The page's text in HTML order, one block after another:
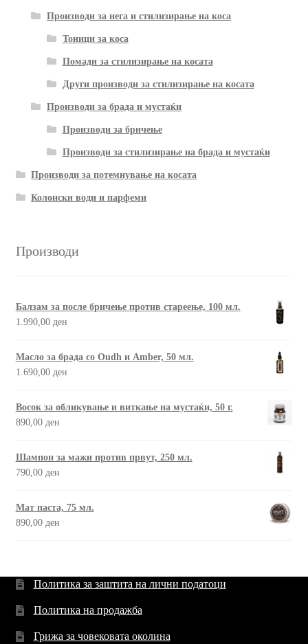
Производи за нега и стилизирање на коса
Тоници за коса
Помади за стилизирање на косата
Други производи за стилизирање на косата
Производи за брада и мустаќи
Производи за бричење
Производи за стилизирање на брада и мустаќи
Производи за потемнување на косата
Колонски води и парфеми
Производи
Балзам за после бричење против стареење, 100 мл.
1.990,00 ден
Масло за брада со Oudh и Amber, 50 мл.
1.690,00 ден
Восок за обликување и виткање на мустаќи, 50 г.
890,00 ден
Шампон за мажи против првут, 250 мл.
790,00 ден
Мат паста, 75 мл.
890,00 ден
Политика за заштита на лични податоци
Политика на продажба
Грижа за човековата околина